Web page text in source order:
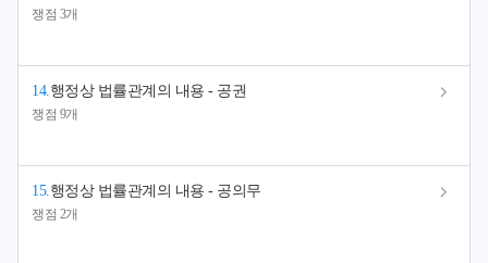
쟁점 3개
14.행정상 법률관계의 내용 - 공권
쟁점 9개
15.행정상 법률관계의 내용 - 공의무
쟁점 2개